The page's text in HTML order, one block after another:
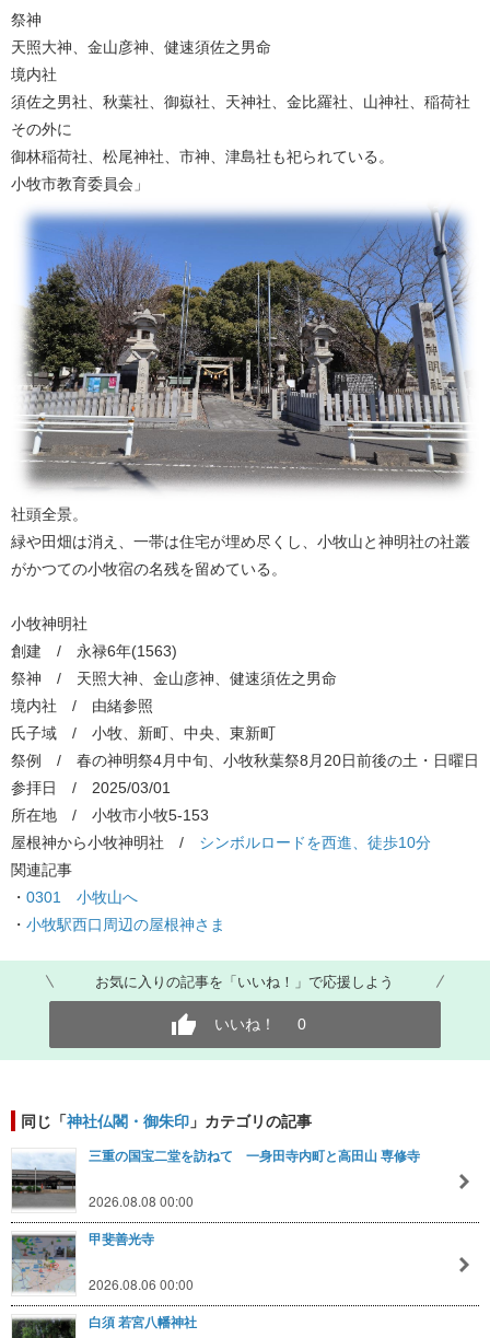
祭神
天照大神、金山彦神、健速須佐之男命
境内社
須佐之男社、秋葉社、御嶽社、天神社、金比羅社、山神社、稲荷社
その外に
御林稲荷社、松尾神社、市神、津島社も祀られている。
小牧市教育委員会」
社頭全景。
緑や田畑は消え、一帯は住宅が埋め尽くし、小牧山と神明社の社叢
がかつての小牧宿の名残を留めている。
小牧神明社
創建 / 永禄6年(1563)
祭神 / 天照大神、金山彦神、健速須佐之男命
境内社 / 由緒参照
氏子域 / 小牧、新町、中央、東新町
祭例 / 春の神明祭4月中旬、小牧秋葉祭8月20日前後の土・日曜日
参拝日 / 2025/03/01
所在地 / 小牧市小牧5-153
屋根神から小牧神明社 / ​ シンボルロードを西進、徒歩10分
関連記事
・​ 0301 小牧山へ
・​ 小牧駅西口周辺の屋根神さま
お気に入りの記事を「いいね！」で応援しよう
いいね！ 0
同じ「神社仏閣・御朱印 」カテゴリの記事
三重の国宝二堂を訪ねて 一身田寺内町と高田山 専修寺
2026.08.08 00:00
甲斐善光寺
2026.08.06 00:00
白須 若宮八幡神社